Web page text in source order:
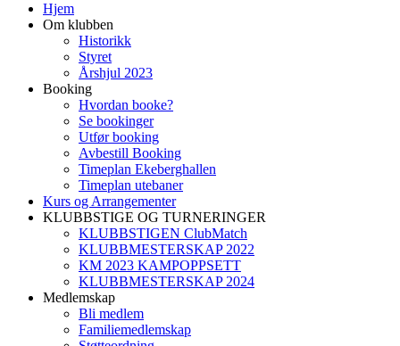
Hjem
Om klubben
Historikk
Styret
Årshjul 2023
Booking
Hvordan booke?
Se bookinger
Utfør booking
Avbestill Booking
Timeplan Ekeberghallen
Timeplan utebaner
Kurs og Arrangementer
KLUBBSTIGE OG TURNERINGER
KLUBBSTIGEN ClubMatch
KLUBBMESTERSKAP 2022
KM 2023 KAMPOPPSETT
KLUBBMESTERSKAP 2024
Medlemskap
Bli medlem
Familiemedlemskap